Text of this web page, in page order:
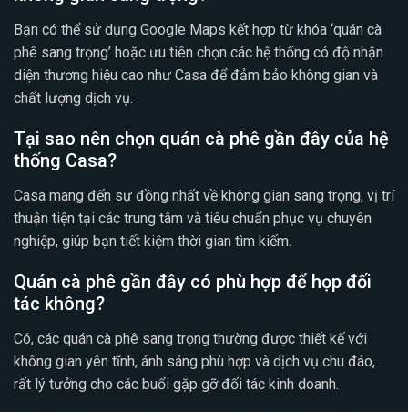
Bạn có thể sử dụng Google Maps kết hợp từ khóa ‘quán cà
phê sang trọng’ hoặc ưu tiên chọn các hệ thống có độ nhận
diện thương hiệu cao như Casa để đảm bảo không gian và
chất lượng dịch vụ.
Tại sao nên chọn quán cà phê gần đây của hệ
thống Casa?
Casa mang đến sự đồng nhất về không gian sang trọng, vị trí
thuận tiện tại các trung tâm và tiêu chuẩn phục vụ chuyên
nghiệp, giúp bạn tiết kiệm thời gian tìm kiếm.
Quán cà phê gần đây có phù hợp để họp đối
tác không?
Có, các quán cà phê sang trọng thường được thiết kế với
không gian yên tĩnh, ánh sáng phù hợp và dịch vụ chu đáo,
rất lý tưởng cho các buổi gặp gỡ đối tác kinh doanh.